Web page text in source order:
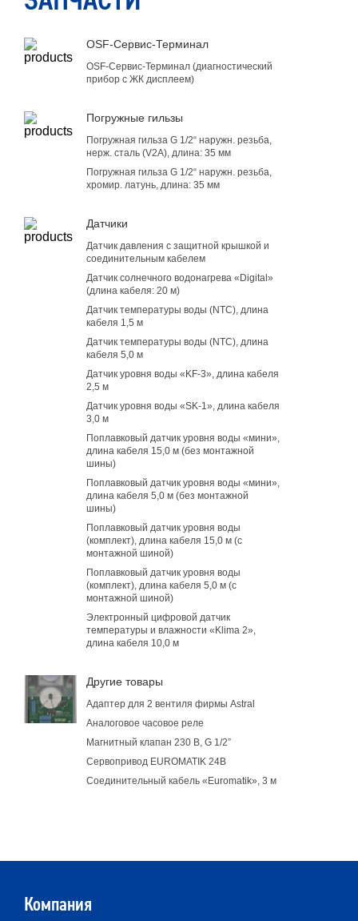
OSF-Сервис-Терминал
OSF-Сервис-Терминал (диагностический
прибор с ЖК дисплеем)
Погружные гильзы
Погружная гильза G 1/2“ наружн. резьба,
нерж. сталь (V2A), длина: 35 мм
Погружная гильза G 1/2“ наружн. резьба,
хромир. латунь, длина: 35 мм
Датчики
Датчик давления с защитной крышкой и
соединительным кабелем
Датчик солнечного водонагрева «Digital»
(длина кабеля: 20 м)
Датчик температуры воды (NTC), длина
кабеля 1,5 м
Датчик температуры воды (NTC), длина
кабеля 5,0 м
Датчик уровня воды «KF-3», длина кабеля
2,5 м
Датчик уровня воды «SK-1», длина кабеля
3,0 м
Поплавковый датчик уровня воды «мини»,
длина кабеля 15,0 м (без монтажной
шины)
Поплавковый датчик уровня воды «мини»,
длина кабеля 5,0 м (без монтажной
шины)
Поплавковый датчик уровня воды
(комплект), длина кабеля 15,0 м (с
монтажной шиной)
Поплавковый датчик уровня воды
(комплект), длина кабеля 5,0 м (с
монтажной шиной)
Электронный цифровой датчик
температуры и влажности «Klima 2»,
длина кабеля 10,0 м
Другие товары
Адаптер для 2 вентиля фирмы Astral
Аналоговое часовое реле
Магнитный клапан 230 В, G 1/2”
Сервопривод EUROMATIK 24В
Соединительный кабель «Euromatik», 3 м
Компания